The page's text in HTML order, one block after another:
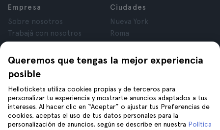
Queremos que tengas la mejor experiencia
posible
Hellotickets utiliza cookies propias y de terceros para
personalizar tu experiencia y mostrarte anuncios adaptados a tus
intereses. Al hacer clic en “Aceptar” o ajustar tus Preferencias de
cookies, aceptas el uso de tus datos personales para la
personalización de anuncios, según se describe en nuestra Política
Empresa
Sobre nosotros
Trabajá con nosotros
Opiniones
Privacidad
Términos y Condiciones
Aviso Legal
Cookies
Ciudades
Nueva York
Roma
Londres
Granada
Tenerife